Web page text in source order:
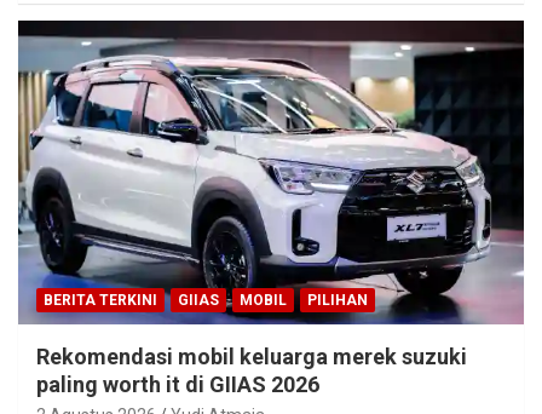
BERITA TERKINI GIIAS MOBIL PILIHAN
Rekomendasi mobil keluarga merek suzuki
paling worth it di GIIAS 2026